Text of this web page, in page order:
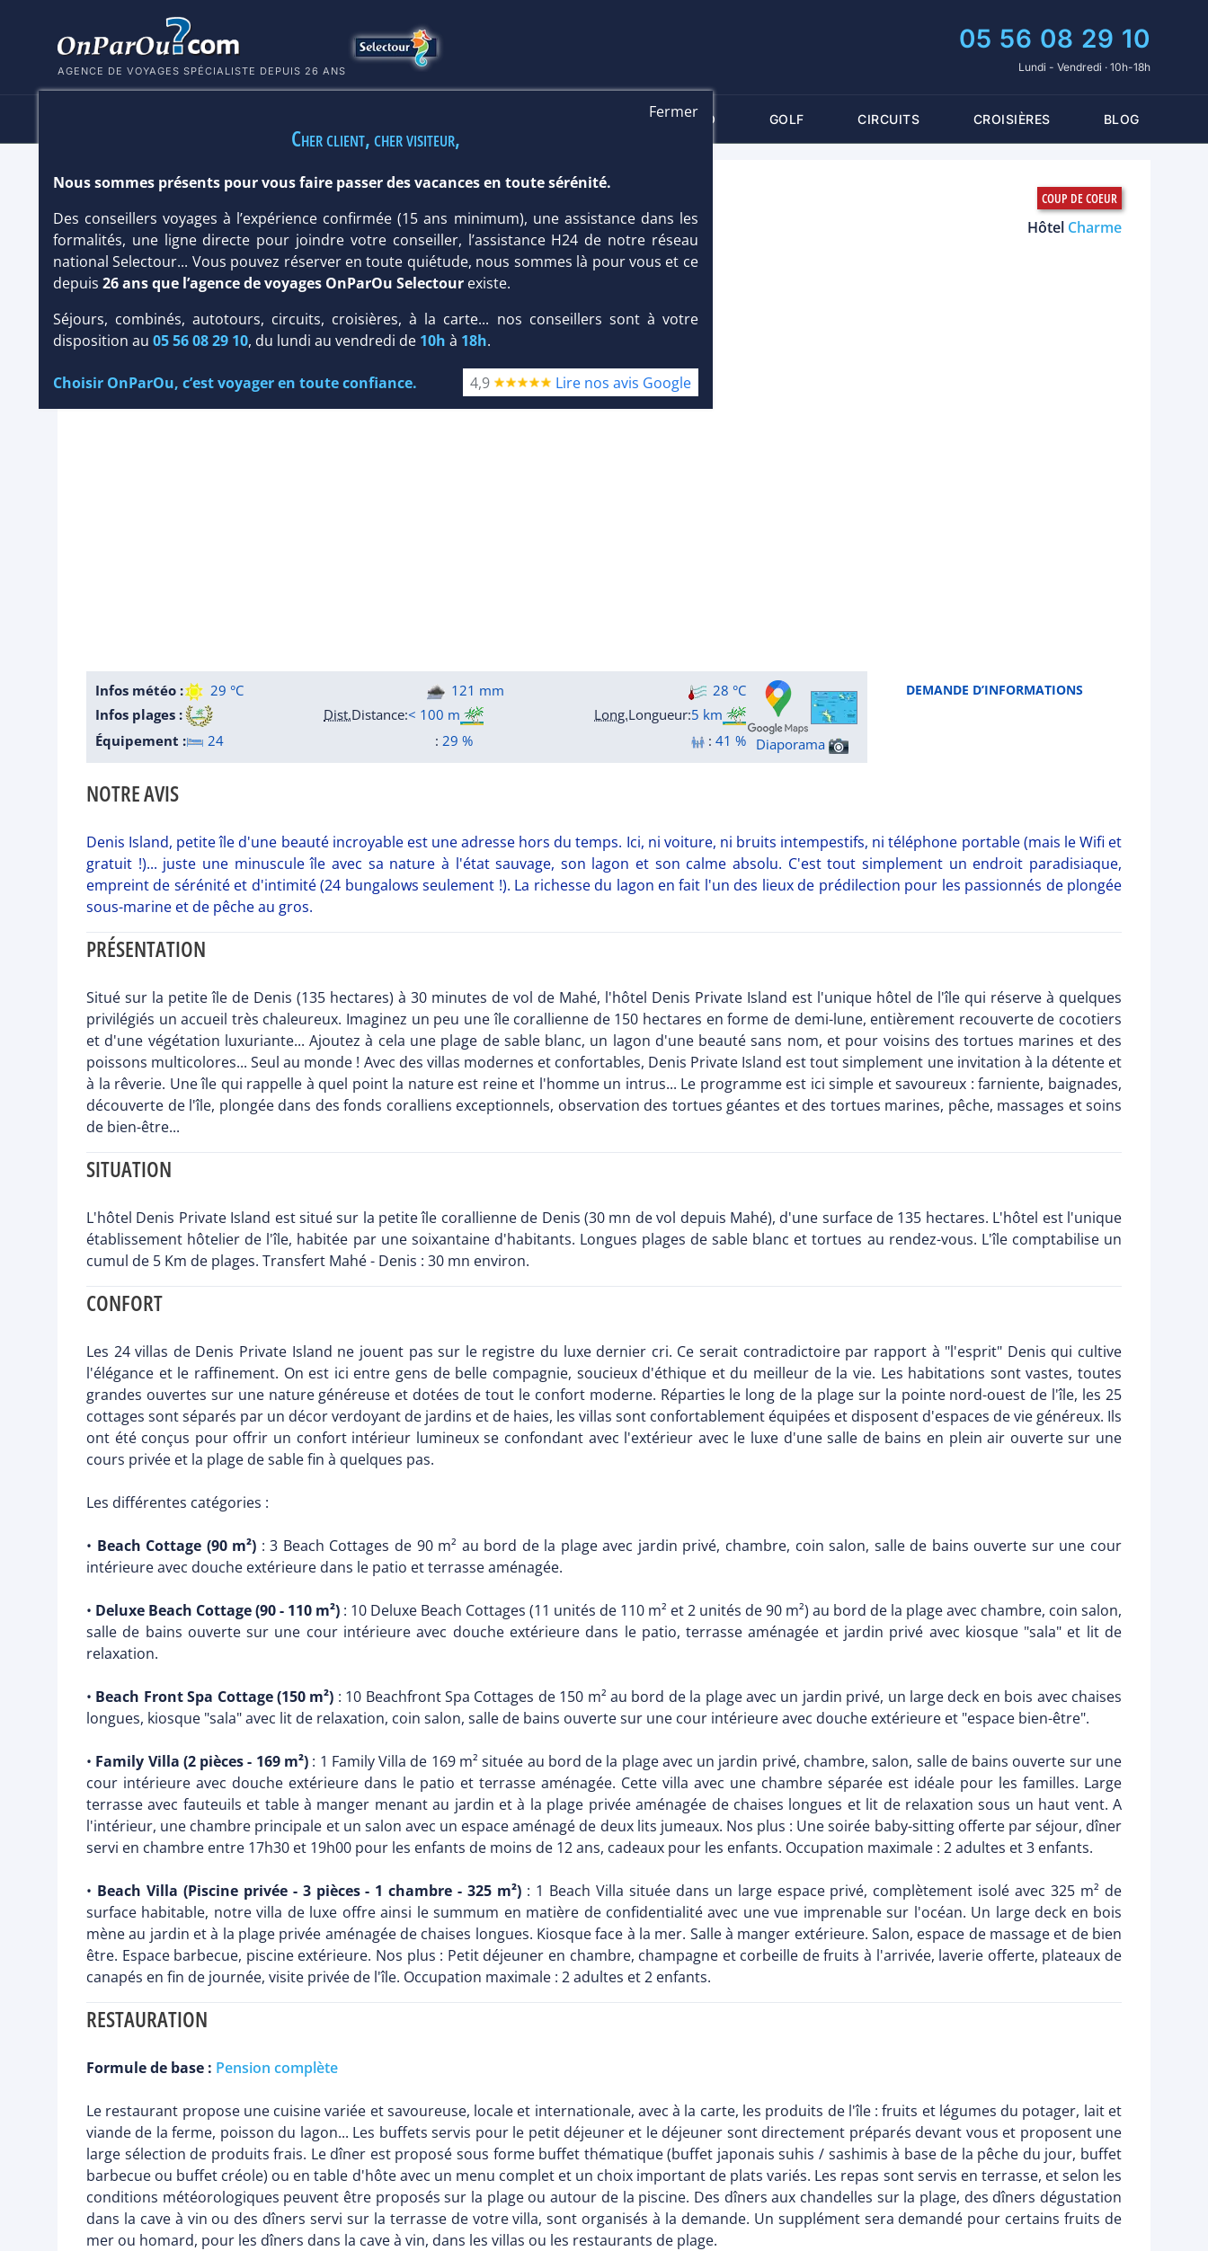
AGENCE DE VOYAGES SPÉCIALISTE DEPUIS 26 ANS
05 56 08 29 10
Lundi - Vendredi · 10h-18h
THALASSO GOLF CIRCUITS CROISIÈRES BLOG
HÔTEL DENIS PRIVATE ISLAND 4*
Seychelles /Denis Island Hôtel Charme
DEMANDE D’INFORMATIONS
Infos météo : 29 °C 121 mm
28 °C
Infos plages :
Dist.Distance:< 100 m Long.Longueur:5 km
Équipement :
24 :29 % :41 % Diaporama
NOTRE AVIS
Denis Island, petite île d'une beauté incroyable est une adresse hors du temps. Ici, ni voiture, ni bruits intempestifs, ni téléphone portable (mais le Wifi et
gratuit !)... juste une minuscule île avec sa nature à l'état sauvage, son lagon et son calme absolu. C'est tout simplement un endroit paradisiaque,
empreint de sérénité et d'intimité (24 bungalows seulement !). La richesse du lagon en fait l'un des lieux de prédilection pour les passionnés de plongée
sous-marine et de pêche au gros.
PRÉSENTATION
Situé sur la petite île de Denis (135 hectares) à 30 minutes de vol de Mahé, l'hôtel Denis Private Island est l'unique hôtel de l'île qui réserve à quelques
privilégiés un accueil très chaleureux. Imaginez un peu une île corallienne de 150 hectares en forme de demi-lune, entièrement recouverte de cocotiers
et d'une végétation luxuriante... Ajoutez à cela une plage de sable blanc, un lagon d'une beauté sans nom, et pour voisins des tortues marines et des
poissons multicolores... Seul au monde ! Avec des villas modernes et confortables, Denis Private Island est tout simplement une invitation à la détente et
à la rêverie. Une île qui rappelle à quel point la nature est reine et l'homme un intrus... Le programme est ici simple et savoureux : farniente, baignades,
découverte de l'île, plongée dans des fonds coralliens exceptionnels, observation des tortues géantes et des tortues marines, pêche, massages et soins
de bien-être...
SITUATION
L'hôtel Denis Private Island est situé sur la petite île corallienne de Denis (30 mn de vol depuis Mahé), d'une surface de 135 hectares. L'hôtel est l'unique
établissement hôtelier de l'île, habitée par une soixantaine d'habitants. Longues plages de sable blanc et tortues au rendez-vous. L'île comptabilise un
cumul de 5 Km de plages. Transfert Mahé - Denis : 30 mn environ.
CONFORT
Les 24 villas de Denis Private Island ne jouent pas sur le registre du luxe dernier cri. Ce serait contradictoire par rapport à "l'esprit" Denis qui cultive
l'élégance et le raffinement. On est ici entre gens de belle compagnie, soucieux d'éthique et du meilleur de la vie. Les habitations sont vastes, toutes
grandes ouvertes sur une nature généreuse et dotées de tout le confort moderne. Réparties le long de la plage sur la pointe nord-ouest de l'île, les 25
cottages sont séparés par un décor verdoyant de jardins et de haies, les villas sont confortablement équipées et disposent d'espaces de vie généreux. Ils
ont été conçus pour offrir un confort intérieur lumineux se confondant avec l'extérieur avec le luxe d'une salle de bains en plein air ouverte sur une
cours privée et la plage de sable fin à quelques pas.
Les différentes catégories :
• Beach Cottage (90 m²) : 3 Beach Cottages de 90 m² au bord de la plage avec jardin privé, chambre, coin salon, salle de bains ouverte sur une cour
intérieure avec douche extérieure dans le patio et terrasse aménagée.
• Deluxe Beach Cottage (90 - 110 m²) : 10 Deluxe Beach Cottages (11 unités de 110 m² et 2 unités de 90 m²) au bord de la plage avec chambre, coin salon,
salle de bains ouverte sur une cour intérieure avec douche extérieure dans le patio, terrasse aménagée et jardin privé avec kiosque "sala" et lit de
relaxation.
• Beach Front Spa Cottage (150 m²) : 10 Beachfront Spa Cottages de 150 m² au bord de la plage avec un jardin privé, un large deck en bois avec chaises
longues, kiosque "sala" avec lit de relaxation, coin salon, salle de bains ouverte sur une cour intérieure avec douche extérieure et "espace bien-être".
• Family Villa (2 pièces - 169 m²): 1 Family Villa de 169 m² située au bord de la plage avec un jardin privé, chambre, salon, salle de bains ouverte sur une
cour intérieure avec douche extérieure dans le patio et terrasse aménagée. Cette villa avec une chambre séparée est idéale pour les familles. Large
terrasse avec fauteuils et table à manger menant au jardin et à la plage privée aménagée de chaises longues et lit de relaxation sous un haut vent. A
l'intérieur, une chambre principale et un salon avec un espace aménagé de deux lits jumeaux. Nos plus : Une soirée baby-sitting offerte par séjour, dîner
servi en chambre entre 17h30 et 19h00 pour les enfants de moins de 12 ans, cadeaux pour les enfants. Occupation maximale : 2 adultes et 3 enfants.
• Beach Villa (Piscine privée - 3 pièces - 1 chambre - 325 m²) : 1 Beach Villa située dans un large espace privé, complètement isolé avec 325 m² de
surface habitable, notre villa de luxe offre ainsi le summum en matière de confidentialité avec une vue imprenable sur l'océan. Un large deck en bois
mène au jardin et à la plage privée aménagée de chaises longues. Kiosque face à la mer. Salle à manger extérieure. Salon, espace de massage et de bien
être. Espace barbecue, piscine extérieure. Nos plus : Petit déjeuner en chambre, champagne et corbeille de fruits à l'arrivée, laverie offerte, plateaux de
canapés en fin de journée, visite privée de l'île. Occupation maximale : 2 adultes et 2 enfants.
RESTAURATION
Formule de base : Pension complète
Le restaurant propose une cuisine variée et savoureuse, locale et internationale, avec à la carte, les produits de l'île : fruits et légumes du potager, lait et
viande de la ferme, poisson du lagon... Les buffets servis pour le petit déjeuner et le déjeuner sont directement préparés devant vous et proposent une
large sélection de produits frais. Le dîner est proposé sous forme buffet thématique (buffet japonais suhis / sashimis à base de la pêche du jour, buffet
barbecue ou buffet créole) ou en table d'hôte avec un menu complet et un choix important de plats variés. Les repas sont servis en terrasse, et selon les
conditions météorologiques peuvent être proposés sur la plage ou autour de la piscine. Des dîners aux chandelles sur la plage, des dîners dégustation
dans la cave à vin ou des dîners servi sur la terrasse de votre villa, sont organisés à la demande. Un supplément sera demandé pour certains fruits de
mer ou homard, pour les dîners dans la cave à vin, dans les villas ou les restaurants de plage.
Fermer
Cher client, cher visiteur,
Nous sommes présents pour vous faire passer des vacances en toute sérénité.
Des conseillers voyages à l’expérience confirmée (15 ans minimum), une assistance dans les
formalités, une ligne directe pour joindre votre conseiller, l’assistance H24 de notre réseau
national Selectour... Vous pouvez réserver en toute quiétude, nous sommes là pour vous et ce
depuis 26 ans que l’agence de voyages OnParOu Selectourexiste.
Séjours, combinés, autotours, circuits, croisières, à la carte... nos conseillers sont à votre
disposition au 05 56 08 29 10, du lundi au vendredi de 10h à 18h.
Choisir OnParOu, c’est voyager en toute confiance. 4,9 Lire nos avis Google